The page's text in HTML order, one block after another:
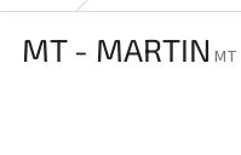
MT - MARTIN MT